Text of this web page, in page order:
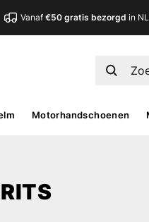
Vanaf€50 gratis bezorgd in NL
Motorhandschoenen